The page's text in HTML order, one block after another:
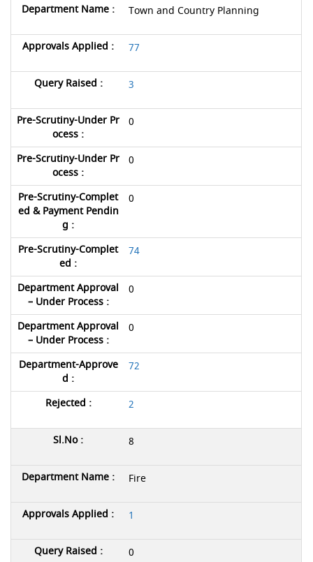
Town and Country Planning
77
3
0
0
0
74
0
0
72
2
8
Fire
1
0